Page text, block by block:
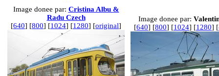
Image donee par: Cristina Albu &
Radu Czech
[640] [800] [1024] [1280] [original]
Image donee par:
[640] [800] [1024] [1280] [